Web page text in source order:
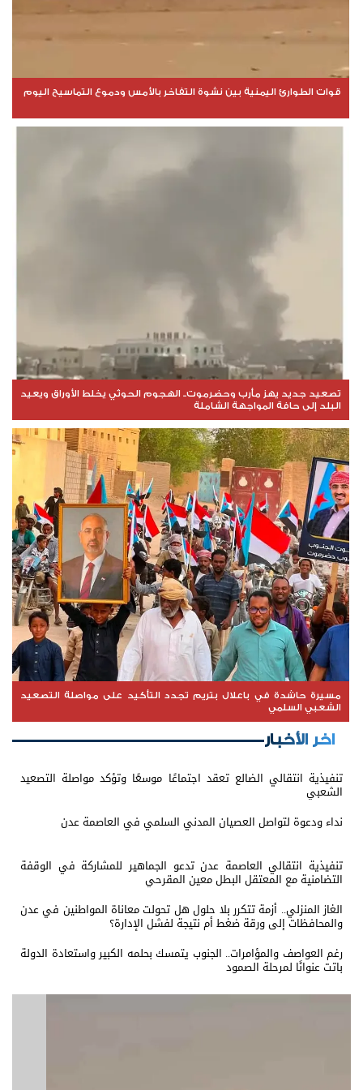
قوات الطوارئ اليمنية بين نشوة التفاخر بالأمس ودموع التماسيح اليوم
تصعيد جديد يهز مأرب وحضرموت.. الهجوم الحوثي يخلط الأوراق ويعيد
البلد إلى حافة المواجهة الشاملة
مسيرة حاشدة في باعلال بتريم تجدد التأكيد على مواصلة التصعيد
الشعبي السلمي
اخر الأخبار
تنفيذية انتقالي الضالع تعقد اجتماعًا موسعًا وتؤكد مواصلة التصعيد
الشعبي
نداء ودعوة لتواصل العصيان المدني السلمي في العاصمة عدن
تنفيذية انتقالي العاصمة عدن تدعو الجماهير للمشاركة في الوقفة
التضامنية مع المعتقل البطل معين المقرحي
الغاز المنزلي.. أزمة تتكرر بلا حلول هل تحولت معاناة المواطنين في عدن
والمحافظات إلى ورقة ضغط أم نتيجة لفشل الإدارة؟
رغم العواصف والمؤامرات.. الجنوب يتمسك بحلمه الكبير واستعادة الدولة
باتت عنوانًا لمرحلة الصمود